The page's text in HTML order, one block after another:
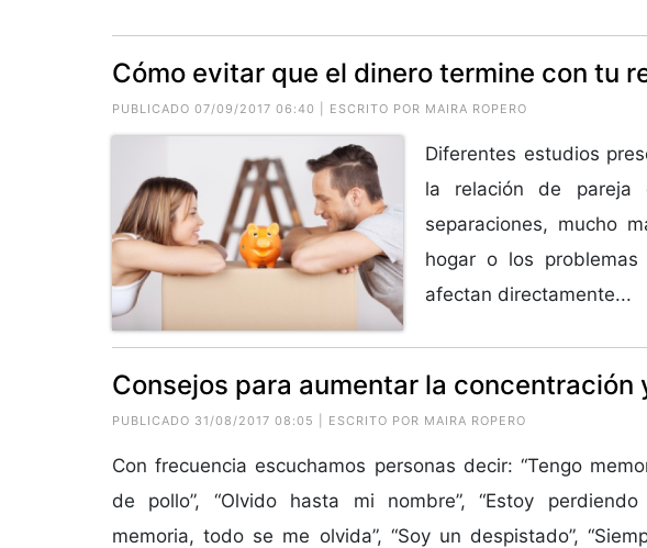
Cómo evitar que el dinero termine con tu
PUBLICADO 07/09/2017 06:40 | ESCRITO POR MAIRA ROPERO
Diferentes estudios
la relación de pareja
separaciones, mucho
hogar o los
afectan directamente...
Consejos para aumentar la concentración
PUBLICADO 31/08/2017 08:05 | ESCRITO POR MAIRA ROPERO
Con frecuencia escuchamos personas decir: “Tengo
de pollo”, “Olvido hasta mi nombre”, “Estoy perdiendo
memoria, todo se me olvida”, “Soy un despistado”,